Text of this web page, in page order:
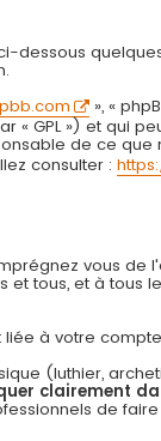
dessous
», «
« GPL ») et qui
de ce
consulter :
vous de
et tous, et à
à votre
(luthier,
clairement
de